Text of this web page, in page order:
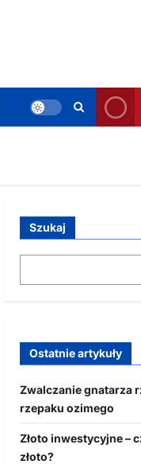
Szukaj
Ostatnie artykuły
Zwalczanie gnatarza
rzepaku ozimego
Złoto inwestycyjne –
złoto?